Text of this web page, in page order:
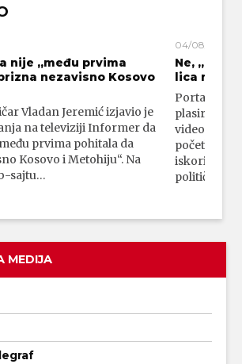
nije „među prvima
nezavisno Kosovo
Vladan Jeremić izjavio je
na televiziji Informer da
prvima pohitala da
Kosovo i Metohiju“. Na
sajtu…
04/08/2026
Ne,
lica
Portal 24
plasirali su
video-
početka
iskorišćava
političkim
MEDIJA